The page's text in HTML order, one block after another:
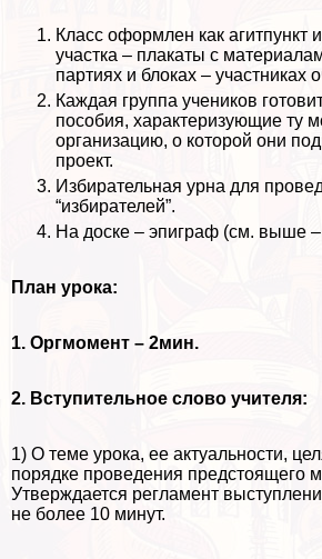
Класс оформлен как агитпункт
участка – плакаты с
партиях и блоках –
Каждая группа учеников
пособия, хаpaктеризующие ту
организацию, о которой они
проект.
Избирательная урна для
“избирателей”.
На доске – эпиграф (см. выше
План урока:
1. Оргмомент – 2мин.
2. Вступительное слово учителя:
1) О теме урока, ее актуальности,
порядке проведения предстоящего
Утверждается регламент
не более 10 минут.